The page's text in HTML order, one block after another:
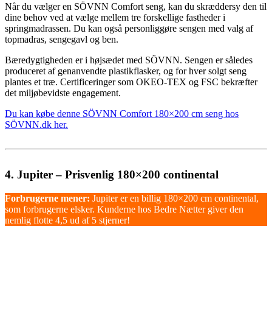
Når du vælger en SÖVNN Comfort seng, kan du skræddersy den til
dine behov ved at vælge mellem tre forskellige fastheder i
springmadrassen. Du kan også personliggøre sengen med valg af
topmadras, sengegavl og ben.
Bæredygtigheden er i højsædet med SÖVNN. Sengen er således
produceret af genanvendte plastikflasker, og for hver solgt seng
plantes et træ. Certificeringer som OKEO-TEX og FSC bekræfter
det miljøbevidste engagement.
Du kan købe denne SÖVNN Comfort 180×200 cm seng hos
SÖVNN.dk her.
4. Jupiter – Prisvenlig 180×200 continental
Forbrugerne mener: Jupiter er en billig 180×200 cm continental,
som forbrugerne elsker. Kunderne hos Bedre Nætter giver den
nemlig flotte 4,5 ud af 5 stjerner!